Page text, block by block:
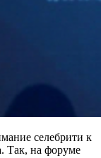
селебрити к
Так, на форуме